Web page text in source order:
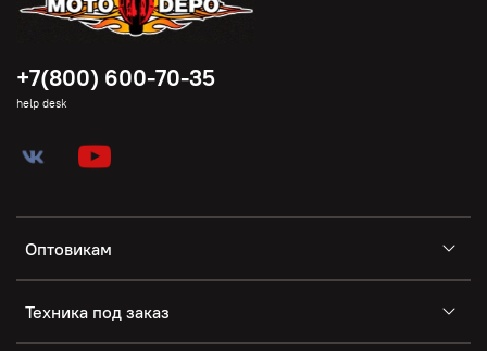
Оптовикам
Техника под заказ
+7(800) 600-70-35
help desk